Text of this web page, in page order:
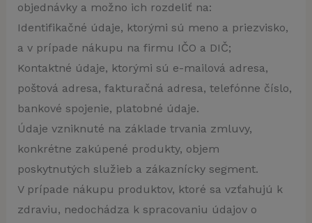
objednávky a možno ich rozdeliť na:
Identifikačné údaje, ktorými sú meno a priezvisko,
a v prípade nákupu na firmu IČO a DIČ;
Kontaktné údaje, ktorými sú e-mailová adresa,
poštová adresa, fakturačná adresa, telefónne číslo,
bankové spojenie, platobné údaje.
Údaje vzniknuté na základe trvania zmluvy,
konkrétne zakúpené produkty, objem
poskytnutých služieb a zákaznícky segment.
V prípade nákupu produktov, ktoré sa vzťahujú k
zdraviu, nedochádza k spracovaniu údajov o